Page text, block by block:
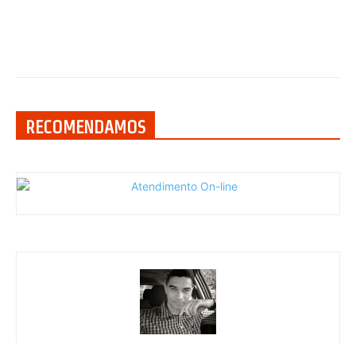
RECOMENDAMOS